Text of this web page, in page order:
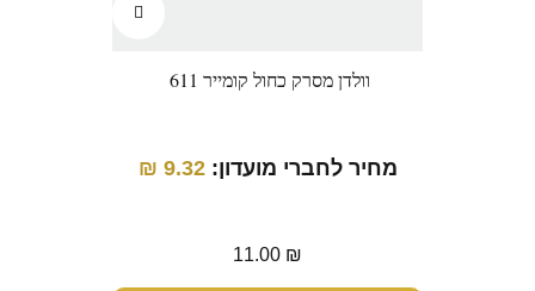
וולדן מסרק כחול קומייר 611
מחיר לחברי מועדון: 9.32
₪
11.00 ₪